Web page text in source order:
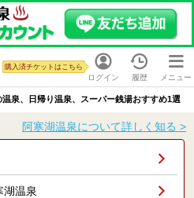
ログイン
購入済チケットはこちら
履歴 メニュー
泉、日帰り温泉、スーパー銭湯おすすめ1選
阿寒湖温泉について詳しく知る >
湖温泉